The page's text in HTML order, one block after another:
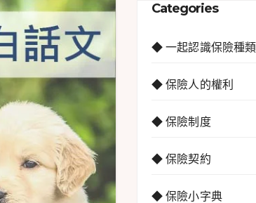
Categories
◆ 一起認識保險種類
◆ 保險人的權利
◆ 保險制度
◆ 保險契約
◆ 保險小字典